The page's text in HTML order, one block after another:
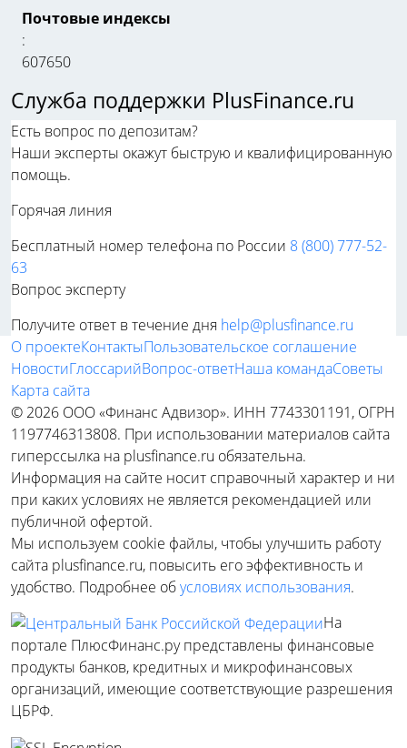
Почтовые индексы
:
607650
Служба поддержки PlusFinance.ru
Есть вопрос по депозитам?
Наши эксперты окажут быструю и квалифицированную
помощь.
Горячая линия
Бесплатный номер телефона по России 8 (800) 777-52-
63
Вопрос эксперту
Получите ответ в течение дня help@plusfinance.ru
О проектеКонтактыПользовательское соглашение
НовостиГлоссарийВопрос-ответНаша командаСоветы
Карта сайта
© 2026 ООО «Финанс Адвизор». ИНН 7743301191, ОГРН
1197746313808. При использовании материалов сайта
гиперссылка на plusfinance.ru обязательна.
Информация на сайте носит справочный характер и ни
при каких условиях не является рекомендацией или
публичной офертой.
Мы используем cookie файлы, чтобы улучшить работу
сайта plusfinance.ru, повысить его эффективность и
удобство. Подробнее обусловиях использования.
На
портале ПлюсФинанс.ру представлены финансовые
продукты банков, кредитных и микрофинансовых
организаций, имеющие соответствующие разрешения
ЦБРФ.